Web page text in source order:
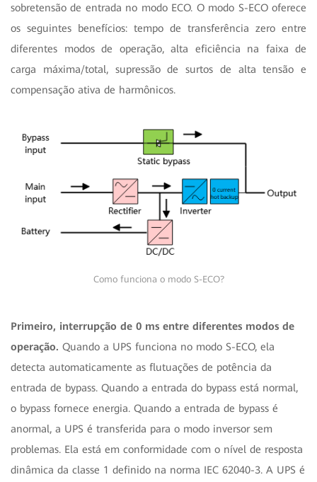
sobretensão de entrada no modo ECO. O modo S-ECO oferece
os seguintes benefícios: tempo de transferência zero entre
diferentes modos de operação, alta eficiência na faixa de
carga máxima/total, supressão de surtos de alta tensão e
compensação ativa de harmônicos.
Como funciona o modo S-ECO?
Primeiro, interrupção de 0 ms entre diferentes modos de
operação. Quando a UPS funciona no modo S-ECO, ela
detecta automaticamente as flutuações de potência da
entrada de bypass. Quando a entrada do bypass está normal,
o bypass fornece energia. Quando a entrada de bypass é
anormal, a UPS é transferida para o modo inversor sem
problemas. Ela está em conformidade com o nível de resposta
dinâmica da classe 1 definido na norma IEC 62040-3. A UPS é